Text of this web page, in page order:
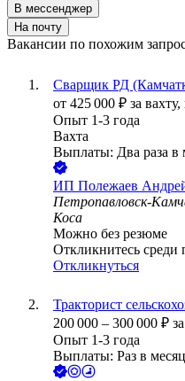
В мессенджер
На почту
Вакансии по похожим
Сварщик РД
от 425 000 ₽ за вахту,
Опыт 1-3 года
Вахта
Выплаты: Два раза в
ИП Полежаев
Петропавловск-
Коса
Можно без резюме
Откликнитесь среди
Откликнуться
Тракторист
200 000 – 300 000 ₽
Опыт 1-3 года
Выплаты: Раз в месяц